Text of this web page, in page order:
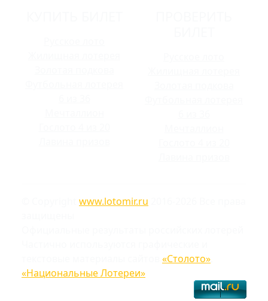
www.lotomir.ru
«Столото»
«Национальные Лотереи»